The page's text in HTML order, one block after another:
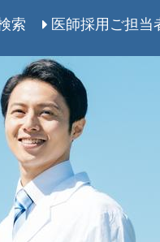
索 医師採用ご担当